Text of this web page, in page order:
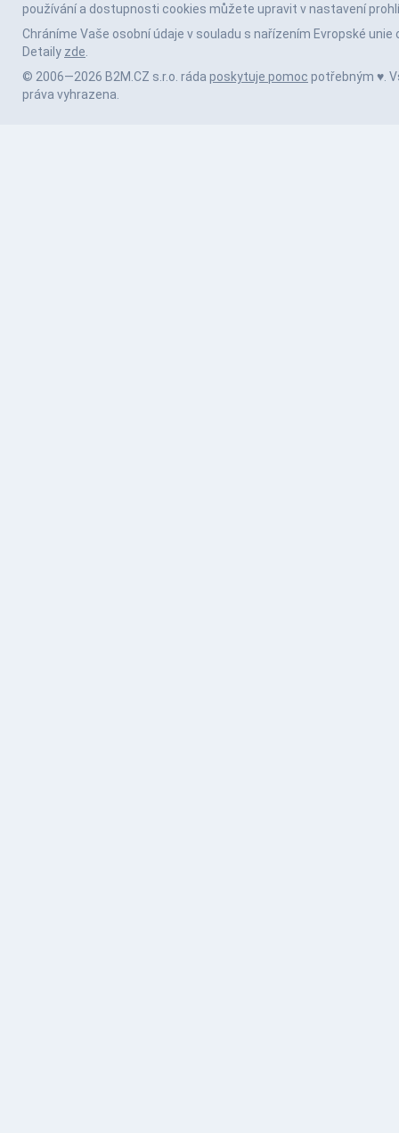
používání a dostupnosti cookies můžete upravit v nastavení
Chráníme Vaše osobní údaje v souladu s nařízením Evropské unie
Detaily zde.
© 2006—2026 B2M.CZ s.r.o. ráda poskytuje pomoc potřebným ♥️.
práva vyhrazena.